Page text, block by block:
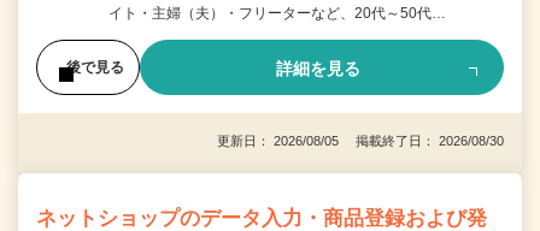
イト・主婦（夫）・フリーターなど、20代～50代…
後で見る 詳細を見る
更新日： 2026/08/05 掲載終了日： 2026/08/30
ネットショップのデータ入力・商品登録および発